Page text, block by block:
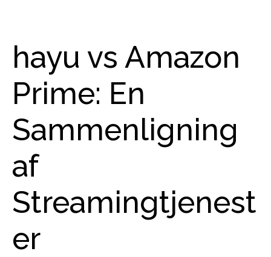
hayu vs Amazon
Prime: En
Sammenligning
af
Streamingtjenest
er